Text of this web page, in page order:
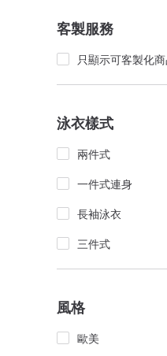
客製服務
只顯示可客製化
泳衣樣式
兩件式
一件式連身
長袖泳衣
三件式
風格
歐美